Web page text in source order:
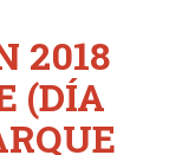
RESTAURANTES
SEGUROS
2018
(DÍA